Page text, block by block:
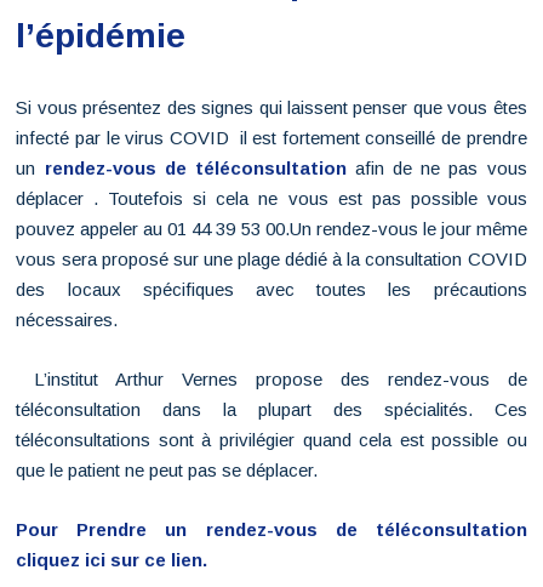
l’épidémie
Si vous présentez des signes qui laissent penser que vous êtes
infecté par le virus COVID il est fortement conseillé de prendre
un rendez-vous de téléconsultation afin de ne pas vous
déplacer . Toutefois si cela ne vous est pas possible vous
pouvez appeler au 01 44 39 53 00.Un rendez-vous le jour même
vous sera proposé sur une plage dédié à la consultation COVID
des locaux spécifiques avec toutes les précautions
nécessaires.
L’institut Arthur Vernes propose des rendez-vous de
téléconsultation dans la plupart des spécialités. Ces
téléconsultations sont à privilégier quand cela est possible ou
que le patient ne peut pas se déplacer.
Pour Prendre un rendez-vous de téléconsultation
cliquez ici sur ce lien.